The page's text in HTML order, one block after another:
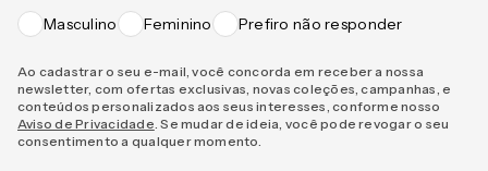
Masculino Feminino Prefiro não responder
Ao cadastrar o seu e-mail, você concorda em receber a nossa
newsletter, com ofertas exclusivas, novas coleções, campanhas, e
conteúdos personalizados aos seus interesses, conforme nosso
Aviso de Privacidade . Se mudar de ideia, você pode revogar o seu
consentimento a qualquer momento.